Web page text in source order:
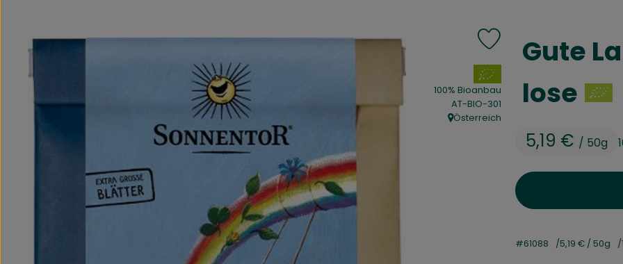
Gute
lose
5,19 € / 50g
Produkt zu Favouriten
, Verband:
100% Bioanbau
, Kontrollstelle:
AT-BIO-301
, Herkunft:
Österreich
#61088 5,19 € / 50g